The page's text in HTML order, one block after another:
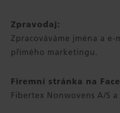
Zpravodaj:
Zpracováváme jména a
přímého marketingu.
Firemní stránka na
Fibertex Nonwovens A/S